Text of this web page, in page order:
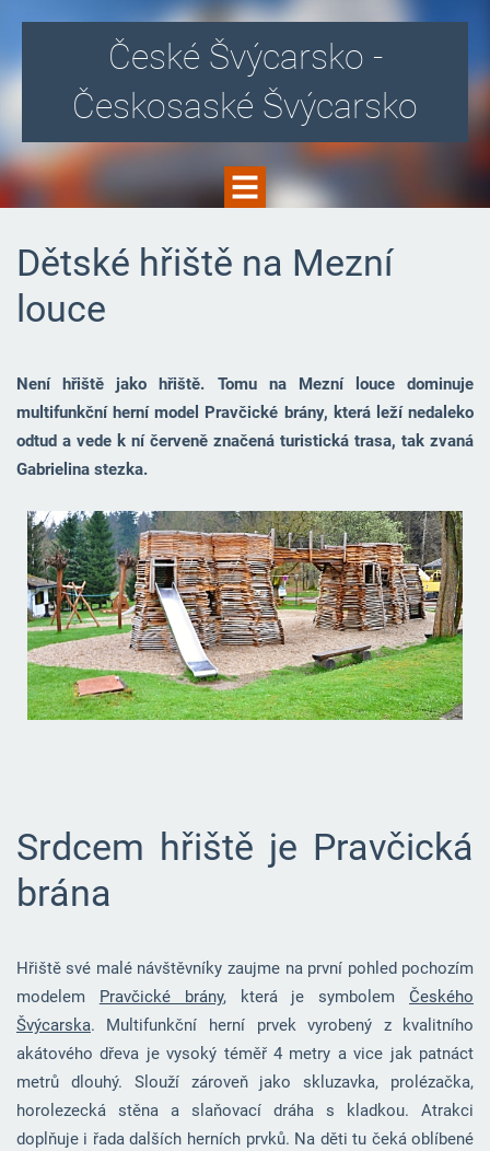
České Švýcarsko -
Českosaské Švýcarsko
Dětské hřiště na Mezní
louce
Není hřiště jako hřiště. Tomu na Mezní louce dominuje
multifunkční herní model Pravčické brány, která leží nedaleko
odtud a vede k ní červeně značená turistická trasa, tak zvaná
Gabrielina stezka.
Srdcem hřiště je Pravčická
brána
Hřiště své malé návštěvníky zaujme na první pohled pochozím
modelem Pravčické brány, která je symbolemČeského
Švýcarska. Multifunkční herní prvek vyrobený z kvalitního
akátového dřeva je vysoký téměř 4 metry a vice jak patnáct
metrů dlouhý. Slouží zároveň jako skluzavka, prolézačka,
horolezecká stěna a slaňovací dráha s kladkou. Atrakci
doplňuje i řada dalších herních prvků. Na děti tu čeká oblíbené